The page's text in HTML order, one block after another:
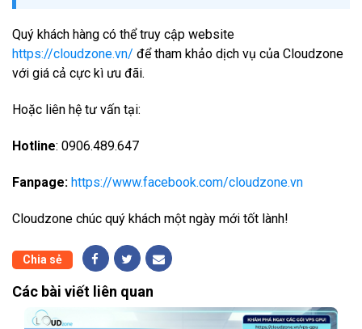
Quý khách hàng có thể truy cập website
https://cloudzone.vn/ để tham khảo dịch vụ của Cloudzone
với giá cả cực kì ưu đãi.
Hoặc liên hệ tư vấn tại:
Hotline: 0906.489.647
Fanpage: https://www.facebook.com/cloudzone.vn
Cloudzone chúc quý khách một ngày mới tốt lành!
Chia sẻ
Các bài viết liên quan